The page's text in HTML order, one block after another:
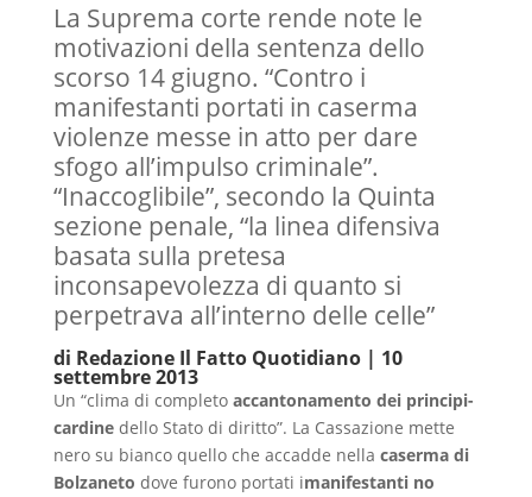
La Suprema corte rende note le
motivazioni della sentenza dello
scorso 14 giugno. “Contro i
manifestanti portati in caserma
violenze messe in atto per dare
sfogo all’impulso criminale”.
“Inaccoglibile”, secondo la Quinta
sezione penale, “la linea difensiva
basata sulla pretesa
inconsapevolezza di quanto si
perpetrava all’interno delle celle”
di Redazione Il Fatto Quotidiano| 10
settembre 2013
Un “clima di completo accantonamento dei principi-
cardinedello Stato di diritto”. La Cassazione mette
nero su bianco quello che accadde nella caserma di
Bolzaneto dove furono portati imanifestanti no